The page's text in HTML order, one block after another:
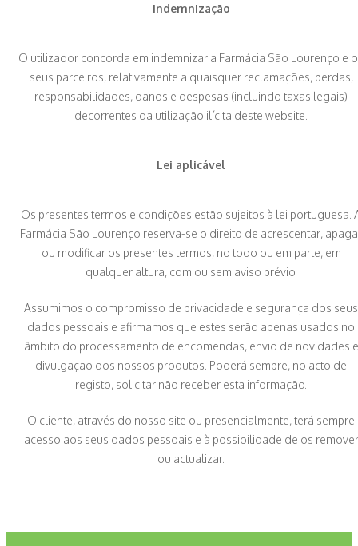
Indemnização
O utilizador concorda em indemnizar a Farmácia São Lourenço e
seus parceiros, relativamente a quaisquer reclamações, perdas,
responsabilidades, danos e despesas (incluindo taxas legais)
decorrentes da utilização ilícita deste website.
Lei aplicável
Os presentes termos e condições estão sujeitos à lei portuguesa.
Farmácia São Lourenço reserva-se o direito de acrescentar,
ou modificar os presentes termos, no todo ou em parte, em
qualquer altura, com ou sem aviso prévio.
Assumimos o compromisso de privacidade e segurança dos seus
dados pessoais e afirmamos que estes serão apenas usados no
âmbito do processamento de encomendas, envio de novidades e
divulgação dos nossos produtos. Poderá sempre, no acto de
registo, solicitar não receber esta informação.
O cliente, através do nosso site ou presencialmente, terá sempre
acesso aos seus dados pessoais e à possibilidade de os remover
ou actualizar.